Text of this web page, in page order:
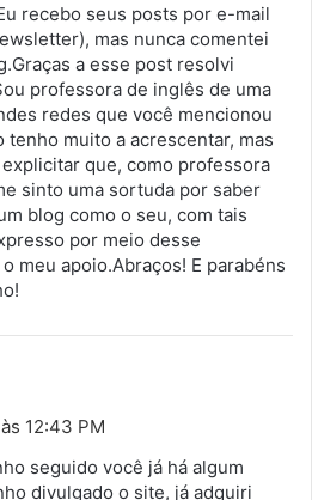
s
e
:
recebo seus posts por e-mail
mas nunca comentei
a esse post resolvi
professora de inglês de uma
redes que você mencionou
tenho muito a acrescentar, mas
que, como professora
sinto uma sortuda por saber
blog como o seu, com tais
por meio desse
meu apoio.Abraços! E parabéns
12:43 PM
seguido você já há algum
divulgado o site, já adquiri